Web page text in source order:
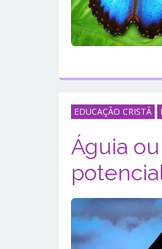
EDUCAÇÃO CRISTÃ
Águia